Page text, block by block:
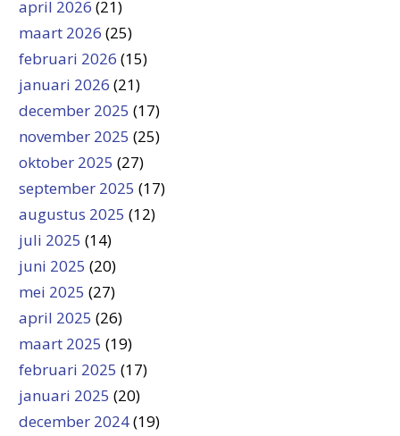
april 2026 (21)
maart 2026 (25)
februari 2026 (15)
januari 2026 (21)
december 2025 (17)
november 2025 (25)
oktober 2025 (27)
september 2025 (17)
augustus 2025 (12)
juli 2025 (14)
juni 2025 (20)
mei 2025 (27)
april 2025 (26)
maart 2025 (19)
februari 2025 (17)
januari 2025 (20)
december 2024(19)